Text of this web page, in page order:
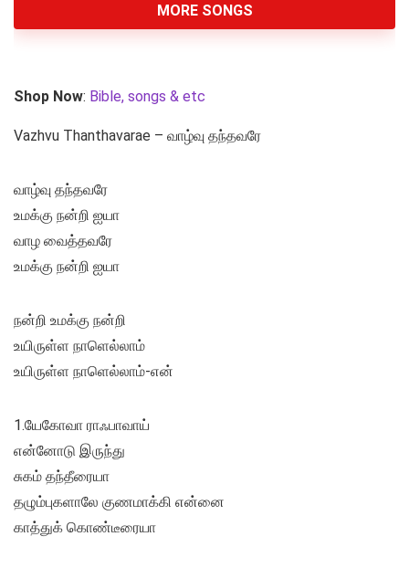
MORE SONGS
Shop Now: Bible, songs & etc
Vazhvu Thanthavarae – வாழ்வு தந்தவரே
வாழ்வு தந்தவரே
உமக்கு நன்றி ஐயா
வாழ வைத்தவரே
உமக்கு நன்றி ஐயா
நன்றி உமக்கு நன்றி
உயிருள்ள நாளெல்லாம்
உயிருள்ள நாளெல்லாம்-என்
1.யேகோவா ராஃபாவாய்
என்னோடு இருந்து
சுகம் தந்தீரையா
தழும்புகளாலே குணமாக்கி என்னை
காத்துக் கொண்டீரையா